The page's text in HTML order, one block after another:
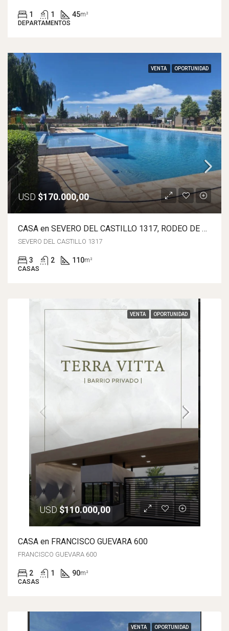
1 1 45m²
DEPARTAMENTOS
VENTA OPORTUNIDAD
USD $170.000,00
CASA en SEVERO DEL CASTILLO 1317, RODEO DE LA CRUZ
SEVERO DEL CASTILLO 1317
3 2 110m²
CASAS
VENTA OPORTUNIDAD
USD$110.000,00
CASA en FRANCISCO GUEVARA 600
FRANCISCO GUEVARA 600
2 1 90m²
CASAS
VENTA OPORTUNIDAD